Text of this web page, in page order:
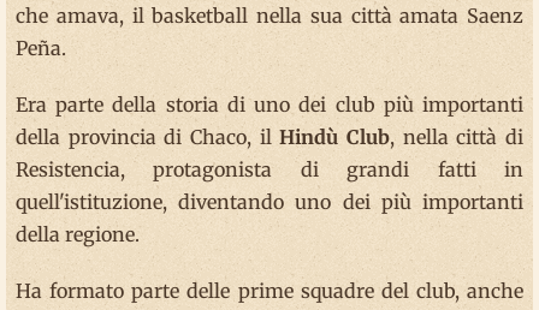
che amava, il basketball nella sua città amata Saenz
Peña.
Era parte della storia di uno dei club più importanti
della provincia di Chaco, ilHindù Club, nella città di
Resistencia, protagonista di grandi fatti in
quell'istituzione, diventando uno dei più importanti
della regione.
Ha formato parte delle prime squadre del club, anche